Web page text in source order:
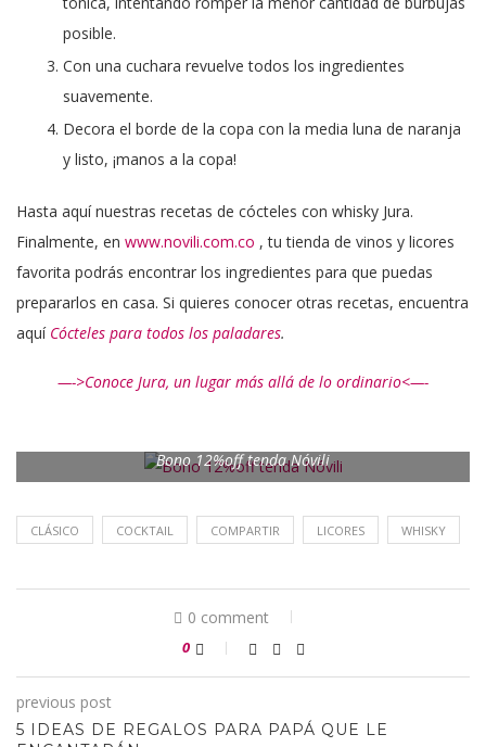
posible.
Con una cuchara revuelve todos los ingredientes
suavemente.
Decora el borde de la copa con la media luna de naranja
y listo, ¡manos a la copa!
Hasta aquí nuestras recetas de cócteles con whisky Jura.
Finalmente, en www.novili.com.co , tu tienda de vinos y licores
favorita podrás encontrar los ingredientes para que puedas
prepararlos en casa. Si quieres conocer otras recetas, encuentra
aquí Cócteles para todos los paladares.
—->Conoce Jura, un lugar más allá de lo ordinario<—-
Bono 12%off tenda Nóvili
CLÁSICO COCKTAIL COMPARTIR LICORES WHISKY
0 comment
0
previous post
5 IDEAS DE REGALOS PARA PAPÁ QUE LE